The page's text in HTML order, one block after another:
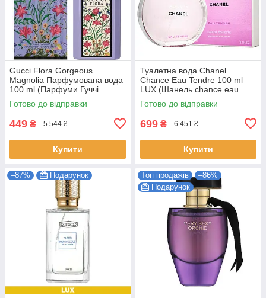
Gucci Flora Gorgeous
Magnolia Парфумована вода
100 ml (Парфуми Гуччі
Флора Горджес Магнолія
Парфуми Жіночі)
Готово до відправки
449 ₴ 5 544 ₴
Купити
Туалетна вода Chanel
Chance Eau Tendre 100 ml
LUX (Шанель chance eau
tendre Парфуми тендер
Жіночі)
Готово до відправки
699 ₴ 6 451 ₴
Купити
–87% Подарунок Топ продажів
–86%
Подарунок